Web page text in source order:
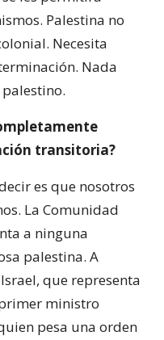
Palestina no
Necesita
Nada
transitoria?
es que nosotros
La Comunidad
a ninguna
palestina. A
que representa
ministro
pesa una orden